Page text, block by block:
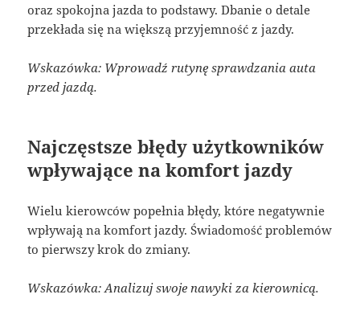
oraz spokojna jazda to podstawy. Dbanie o detale
przekłada się na większą przyjemność z jazdy.
Wskazówka: Wprowadź rutynę sprawdzania auta
przed jazdą.
Najczęstsze błędy użytkowników
wpływające na komfort jazdy
Wielu kierowców popełnia błędy, które negatywnie
wpływają na komfort jazdy. Świadomość problemów
to pierwszy krok do zmiany.
Wskazówka: Analizuj swoje nawyki za kierownicą.